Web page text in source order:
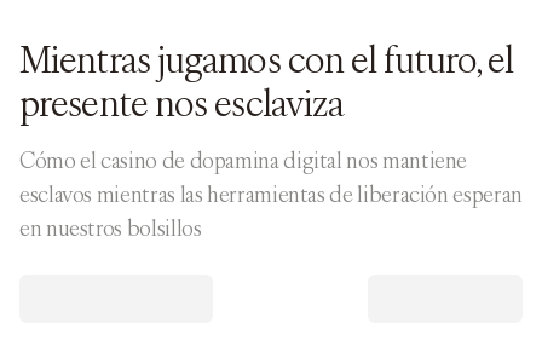
Mientras jugamos con el futuro, el
presente nos esclaviza
Cómo el casino de dopamina digital nos mantiene
esclavos mientras las herramientas de liberación esperan
en nuestros bolsillos